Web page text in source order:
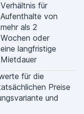
Verhältnis für
Aufenthalte von
mehr als 2
Wochen oder
eine langfristige
Mietdauer
für die
Preise
und